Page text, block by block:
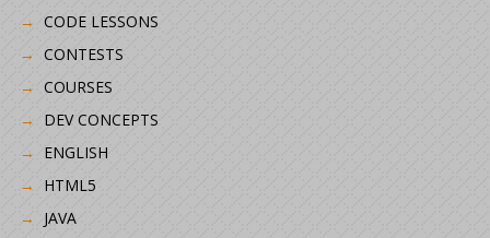
CODE LESSONS
CONTESTS
COURSES
DEV CONCEPTS
ENGLISH
HTML5
JAVA